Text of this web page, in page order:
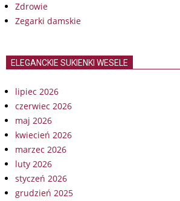
Zdrowie
Zegarki damskie
ELEGANCKIE SUKIENKI WESELE
lipiec 2026
czerwiec 2026
maj 2026
kwiecień 2026
marzec 2026
luty 2026
styczeń 2026
grudzień 2025